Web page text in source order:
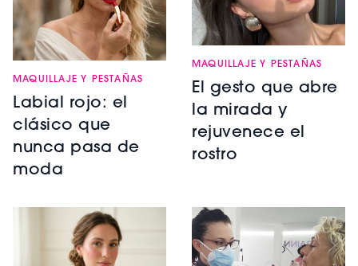
MAQUILLAJE Y PESTAÑAS
Labial rojo: el
clásico que
nunca pasa de
moda
MAQUILLAJE Y PESTAÑAS
El gesto que abre
la mirada y
rejuvenece el
rostro